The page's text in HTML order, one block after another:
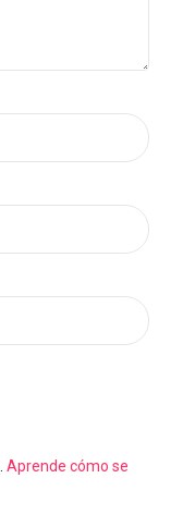
Aprende cómo se